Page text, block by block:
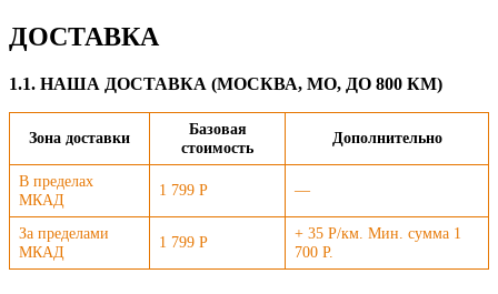
ДОСТАВКА
1.1. НАША ДОСТАВКА (МОСКВА, МО, ДО 800 КМ)
Зона доставки
Базовая
стоимость
Дополнительно
В пределах
МКАД
1 799 Р —
За пределами
МКАД
1 799 Р
+ 35 Р/км. Мин. сумма 1
700 Р.